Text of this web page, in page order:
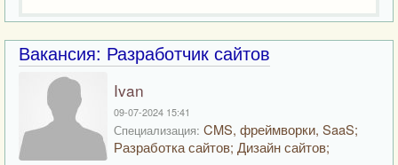
Вакансия: Разработчик сайтов
Ivan
09-07-2024 15:41
Специализация: CMS, фреймворки, SaaS;
Разработка сайтов; Дизайн сайтов;